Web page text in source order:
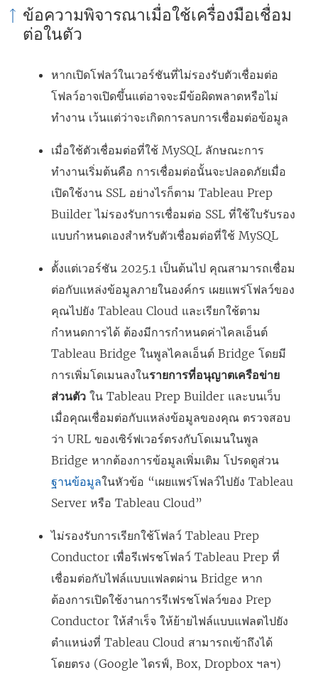
น
ห
า
ต่
า
ใ
ห
ม่
)
ข้อความพิจารณาเมื่อใช้เครื่องมือเชื่อม
ต่อในตัว
หากเปิดโฟลว์ในเวอร์ชันที่ไม่รองรับตัวเชื่อมต่อ
โฟลว์อาจเปิดขึ้นแต่อาจจะมีข้อผิดพลาดหรือไม่
ทำงาน เว้นแต่ว่าจะเกิดการลบการเชื่อมต่อข้อมูล
เมื่อใช้ตัวเชื่อมต่อที่ใช้ MySQL ลักษณะการ
ทำงานเริ่มต้นคือ การเชื่อมต่อนั้นจะปลอดภัยเมื่อ
เปิดใช้งาน SSL อย่างไรก็ตาม Tableau Prep
Builder ไม่รองรับการเชื่อมต่อ SSL ที่ใช้ใบรับรอง
แบบกำหนดเองสำหรับตัวเชื่อมต่อที่ใช้ MySQL
ตั้งแต่เวอร์ชัน 2025.1 เป็นต้นไป คุณสามารถเชื่อม
ต่อกับแหล่งข้อมูลภายในองค์กร เผยแพร่โฟลว์ของ
คุณไปยัง Tableau Cloud และเรียกใช้ตาม
กำหนดการได้ ต้องมีการกำหนดค่าไคลเอ็นต์
Tableau Bridge ในพูลไคลเอ็นต์ Bridge โดยมี
การเพิ่มโดเมนลงในรายการที่อนุญาตเครือข่าย
ส่วนตัว ใน Tableau Prep Builder และบนเว็บ
เมื่อคุณเชื่อมต่อกับแหล่งข้อมูลของคุณ ตรวจสอบ
ว่า URL ของเซิร์ฟเวอร์ตรงกับโดเมนในพูล
Bridge หากต้องการข้อมูลเพิ่มเติม โปรดดูส่วน
ฐานข้อมูลในหัวข้อ “เผยแพร่โฟลว์ไปยัง Tableau
Server หรือ Tableau Cloud”
ไม่รองรับการเรียกใช้โฟลว์ Tableau Prep
Conductor เพื่อรีเฟรชโฟลว์ Tableau Prep ที่
เชื่อมต่อกับไฟล์แบบแฟลตผ่าน Bridge หาก
ต้องการเปิดใช้งานการรีเฟรชโฟลว์ของ Prep
Conductor ให้สำเร็จ ให้ย้ายไฟล์แบบแฟลตไปยัง
ตำแหน่งที่ Tableau Cloud สามารถเข้าถึงได้
โดยตรง (Google ไดรฟ์, Box, Dropbox ฯลฯ)